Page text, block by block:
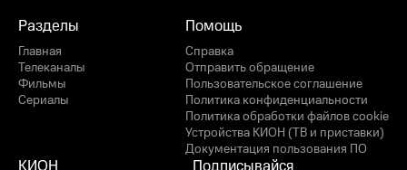
Разделы
Главная
Телеканалы
Фильмы
Сериалы
Помощь
Справка
Отправить обращение
Пользовательское соглашение
Политика конфиденциальности
Политика обработки файлов cookie
Устройства КИОН (ТВ и приставки)
Документация пользования ПО